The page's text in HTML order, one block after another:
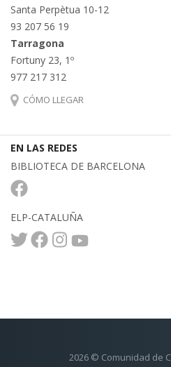
Santa Perpètua 10-12
93 207 56 19
Tarragona
Fortuny 23, 1º
977 217 312
CÓMO LLEGAR
EN LAS REDES
BIBLIOTECA DE BARCELONA
ELP-CATALUÑA
2026 © Comunidad de